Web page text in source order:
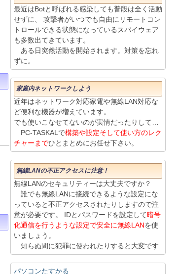
最近はBotと呼ばれる感染しても普段は全く活動
せずに、 攻撃者がいつでも自由にリモートコン
トロールできる状態になっているスパイウェア
も多数出てきています。
ある日突然活動を開始されます。対策を忘れ
ずに。
家庭内ネットワークしよう
近年はネットワーク対応家電や無線LAN対応な
ど便利な機器が増えています。
でも使いこなせてないのが実情だったりして…
PC-TASKALで構築や設定そして使い方のレク
チャーまでひとまとめにお任せ下さい。
無線LANの不正アクセスに注意！
無線LANのセキュリティーは大丈夫ですか？
誰でも無線LANに接続できるような設定にな
っていると不正アクセスされたりしますので注
意が必要です。 IDとパスワードを設定して暗号
化通信を行うような設定で安全に無線LANを使
いましょう。
知らぬ間に犯罪に使われたりすると大変です
パソコンたすかる